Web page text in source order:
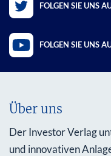
FOLGEN SIE UNS
FOLGEN SIE UNS
Über uns
Der Investor Verlag
und innovativen